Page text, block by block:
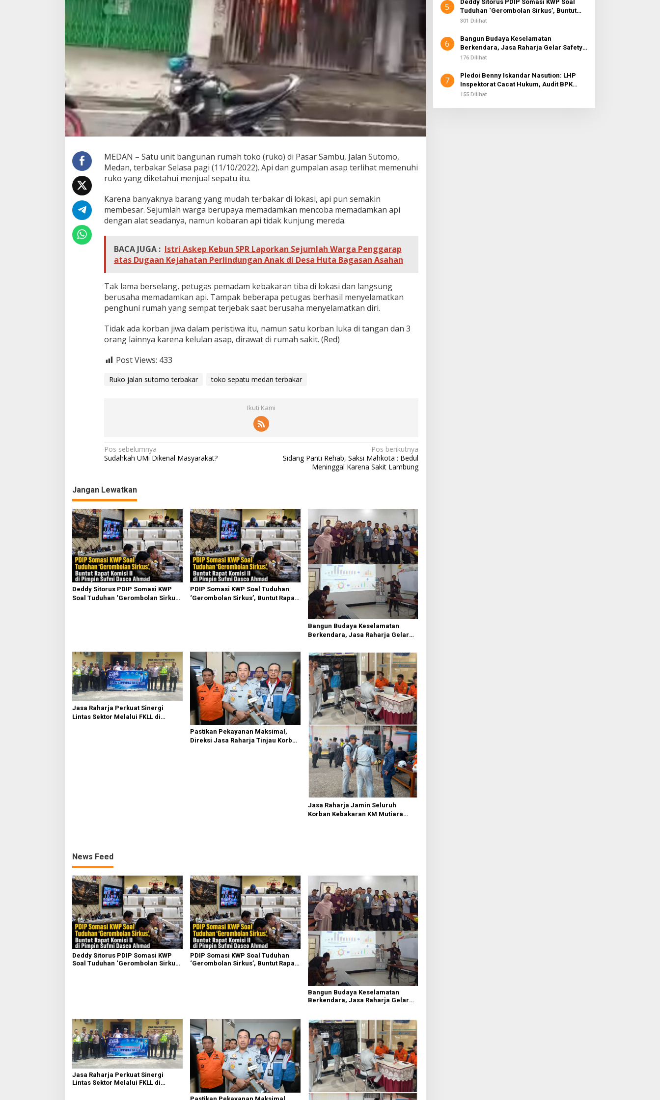
t
o
m
o
M
e
d
a
T
e
r
b
k
a
MEDAN – Satu unit bangunan rumah toko (ruko) di Pasar Sambu, Jalan Sutomo,
Medan, terbakar Selasa pagi (11/10/2022). Api dan gumpalan asap terlihat memenuhi
ruko yang diketahui menjual sepatu itu.
Karena banyaknya barang yang mudah terbakar di lokasi, api pun semakin
membesar. Sejumlah warga berupaya memadamkan mencoba memadamkan api
dengan alat seadanya, namun kobaran api tidak kunjung mereda.
BACA JUGA : Istri Askep Kebun SPR Laporkan Sejumlah Warga Penggarap
atas Dugaan Kejahatan Perlindungan Anak di Desa Huta Bagasan Asahan
Tak lama berselang, petugas pemadam kebakaran tiba di lokasi dan langsung
berusaha memadamkan api. Tampak beberapa petugas berhasil menyelamatkan
penghuni rumah yang sempat terjebak saat berusaha menyelamatkan diri.
Tidak ada korban jiwa dalam peristiwa itu, namun satu korban luka di tangan dan 3
orang lainnya karena kelulan asap, dirawat di rumah sakit. (Red)
Post Views: 433
Ruko jalan sutomo terbakar toko sepatu medan terbakar
Ikuti Kami
N
a
i
g
a
s
i
p
o
s
Pos sebelumnya
Sudahkah UMi Dikenal Masyarakat?
Pos berikutnya
Sidang Panti Rehab, Saksi Mahkota : Bedul
Meninggal Karena Sakit Lambung
Jangan Lewatkan
Deddy Sitorus PDIP Somasi KWP
Soal Tuduhan ‘Gerombolan Sirkus’,
PDIP Somasi KWP Soal Tuduhan
‘Gerombolan Sirkus’, Buntut Rapat
Bangun Budaya Keselamatan
Berkendara, Jasa Raharja Gelar
Medan Industri
Jasa Raharja Perkuat Sinergi
Lintas Sektor Melalui FKLL di
Pastikan Pekayanan Maksimal,
Direksi Jasa Raharja Tinjau Korban
Jasa Raharja Jamin Seluruh
Korban Kebakaran KM Mutiara
News Feed
Deddy Sitorus PDIP Somasi KWP
Soal Tuduhan ‘Gerombolan Sirkus’,
PDIP Somasi KWP Soal Tuduhan
‘Gerombolan Sirkus’, Buntut Rapat
Bangun Budaya Keselamatan
Berkendara, Jasa Raharja Gelar
Jasa Raharja Perkuat Sinergi
Lintas Sektor Melalui FKLL di
5
Deddy Sitorus PDIP Somasi KWP Soal
Tuduhan ‘Gerombolan Sirkus’, Buntut
Rapat Komisi II Dipimpin Sufmi Dasco
301 Dilihat
6
Bangun Budaya Keselamatan
Berkendara, Jasa Raharja Gelar Safety
Campaign di PT Pasifik Medan Industri
176 Dilihat
7
Pledoi Benny Iskandar Nasution: LHP
Inspektorat Cacat Hukum, Audit BPK
Nihil Temuan
155 Dilihat